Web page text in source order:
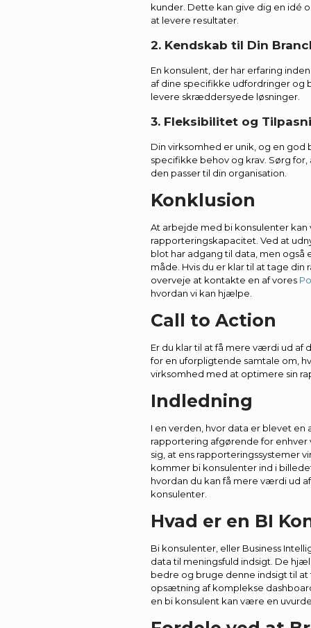
kunder. Dette kan give dig en idé
at levere resultater.
2. Kendskab til Din
En konsulent, der har erfaring
af dine specifikke udfordringer og
levere skræddersyede løsninger.
3. Fleksibilitet og
Din virksomhed er unik, og en god
specifikke behov og krav. Sørg
den passer til din organisation.
Konklusion
At arbejde med bi konsulenter
rapporteringskapacitet. Ved at
blot har adgang til data, men også
måde. Hvis du er klar til at tage
overveje at kontakte en af vores
hvordan vi kan hjælpe.
Call to Action
Er du klar til at få mere værdi ud af
for en uforpligtende samtale om,
virksomhed med at optimere sin
Indledning
I en verden, hvor data er blevet
rapportering afgørende for enhver
sig, at ens rapporteringssystemer
kommer bi konsulenter ind i
hvordan du kan få mere værdi ud
konsulenter.
Hvad er en BI
Bi konsulenter, eller Business
data til meningsfuld indsigt. De
bedre og bruge denne indsigt til
opsætning af komplekse
en bi konsulent kan være en